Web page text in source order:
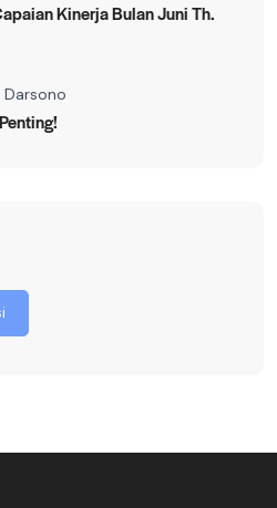
Kinerja Bulan Juni Th.